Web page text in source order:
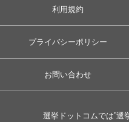
利用規約
プライバシーポリシー
お問い合わせ
選挙ドットコムでは”選